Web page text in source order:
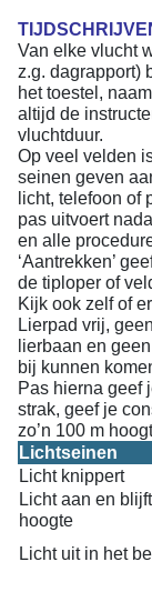
Van elke vlucht
z.g. dagrapport)
het toestel,
altijd de
vluchtduur.
Op veel velden
seinen geven
licht, telefoon of
pas uitvoert
en alle
‘Aantrekken’
de tiploper of
Kijk ook zelf of
Lierpad vrij,
lierbaan en
bij kunnen
Pas hierna geef
strak, geef je
zo’n 100 m
Lichtseinen
Licht knippert
Licht aan en
hoogte
Licht uit in het